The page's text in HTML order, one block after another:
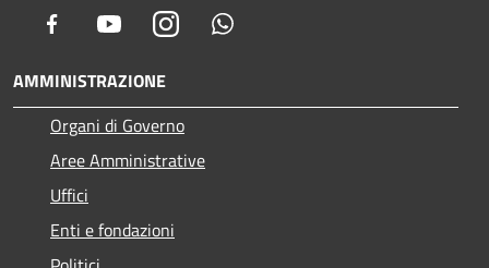
Facebook YoutubeInstagram
AMMINISTRAZIONE
Organi di Governo
Aree Amministrative
Uffici
Enti e fondazioni